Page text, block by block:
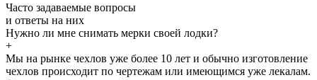
Часто задаваемые вопросы
и ответы на них
Нужно ли мне снимать мерки своей лодки?
+
Мы на рынке чехлов уже более 10 лет и обычно изготовление
чехлов происходит по чертежам или имеющимся уже лекалам.